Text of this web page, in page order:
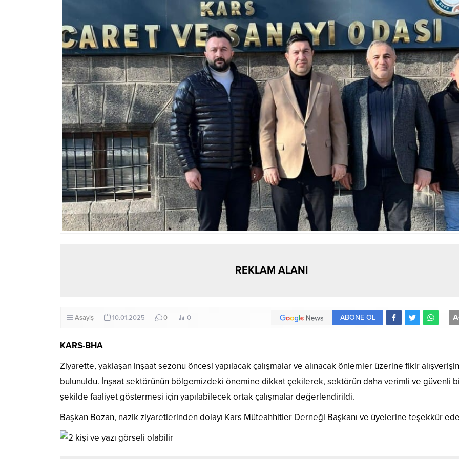
REKLAM ALANI
Asayiş 10.01.2025 0 0 A
ABONE OL
KARS-BHA
Ziyarette, yaklaşan inşaat sezonu öncesi yapılacak çalışmalar ve alınacak önlemler üzerine fikir
bulunuldu. İnşaat sektörünün bölgemizdeki önemine dikkat çekilerek, sektörün daha verimli ve güvenli
şekilde faaliyet göstermesi için yapılabilecek ortak çalışmalar değerlendirildi.
Başkan Bozan, nazik ziyaretlerinden dolayı Kars Müteahhitler Derneği Başkanı ve üyelerine teşekkür